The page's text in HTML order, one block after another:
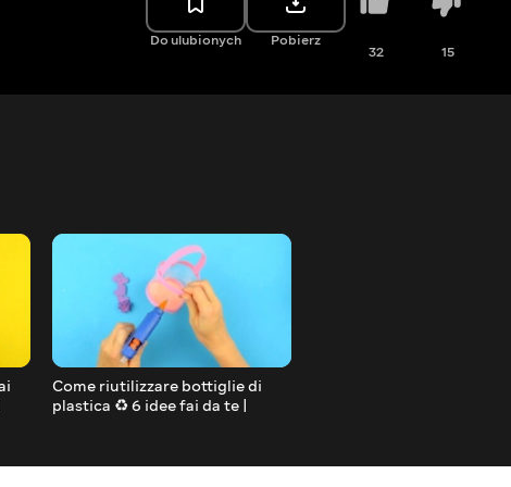
Do ulubionych Pobierz
32 15
Come riutilizzare bottiglie di
plastica ♻️ 6 idee fai da te |